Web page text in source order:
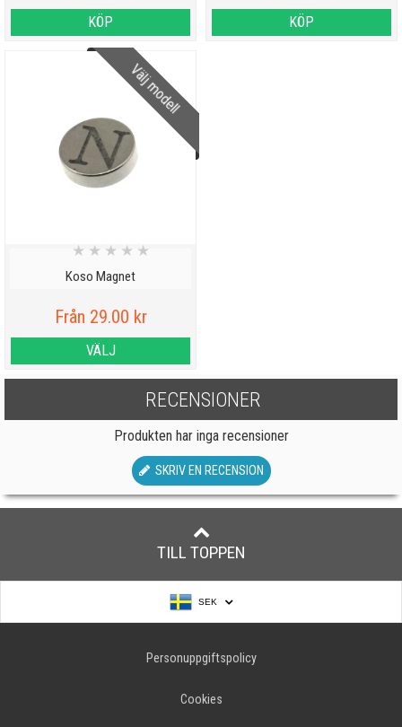
KÖP KÖP
Välj modell
Koso Magnet
★ ★ ★ ★ ★
Från 29.00 kr
VÄLJ
RECENSIONER
Produkten har inga recensioner
SKRIV EN RECENSION
TILL TOPPEN
SEK
Personuppgiftspolicy
Cookies